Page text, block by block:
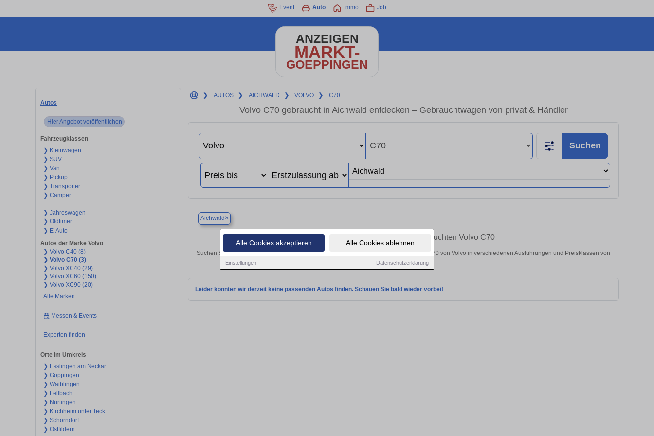
Alle Cookies akzeptieren Alle Cookies ablehnen
Einstellungen Datenschutzerklärung
Event Auto Immo Job
ANZEIGEN
MARKT-
GOEPPINGEN
Autos
Hier Angebot veröffentlichen
Fahrzeugklassen
❯ Kleinwagen
❯ SUV
❯ Van
❯ Pickup
❯ Transporter
❯ Camper
❯ Jahreswagen
❯ Oldtimer
❯ E-Auto
Autos der Marke Volvo
❯ Volvo C40 (8)
❯ Volvo C70 (3)
❯ Volvo XC40 (29)
❯ Volvo XC60 (150)
❯ Volvo XC90 (20)
Alle Marken
Messen & Events
Experten finden
Orte im Umkreis
❯ Esslingen am Neckar
❯ Göppingen
❯ Waiblingen
❯ Fellbach
❯ Nürtingen
❯ Kirchheim unter Teck
❯ Schorndorf
❯ Ostfildern
❯ AUTOS ❯ AICHWALD ❯ VOLVO ❯ C70
Volvo C70 gebraucht in Aichwald entdecken – Gebrauchtwagen von privat & Händler
Suchen
Aichwald ×
Finden Sie in Aichwald Ihren gebrauchten Volvo C70
Suchen Sie in Aichwald einen Volvo C70 Gebrauchtwagen? Entdecken Sie gebrauchte C70 von Volvo in verschiedenen Ausführungen und Preisklassen von
privat und vom Händler.
Leider konnten wir derzeit keine passenden Autos finden. Schauen Sie bald wieder vorbei!